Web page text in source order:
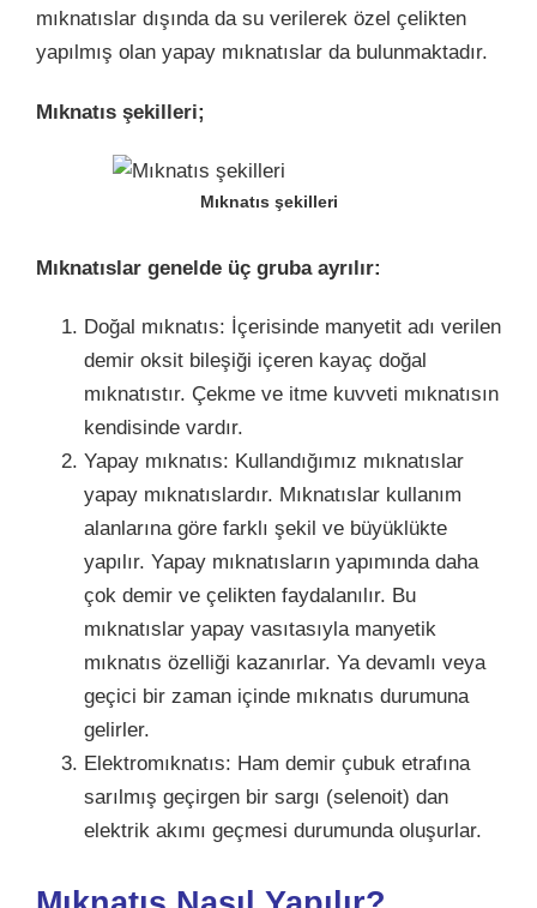
mıknatıslar dışında da su verilerek özel çelikten
yapılmış olan yapay mıknatıslar da bulunmaktadır.
Mıknatıs şekilleri;
Mıknatıs şekilleri
Mıknatıslar genelde üç gruba ayrılır:
Doğal mıknatıs: İçerisinde manyetit adı verilen
demir oksit bileşiği içeren kayaç doğal
mıknatıstır. Çekme ve itme kuvveti mıknatısın
kendisinde vardır.
Yapay mıknatıs: Kullandığımız mıknatıslar
yapay mıknatıslardır. Mıknatıslar kullanım
alanlarına göre farklı şekil ve büyüklükte
yapılır. Yapay mıknatısların yapımında daha
çok demir ve çelikten faydalanılır. Bu
mıknatıslar yapay vasıtasıyla manyetik
mıknatıs özelliği kazanırlar. Ya devamlı veya
geçici bir zaman içinde mıknatıs durumuna
gelirler.
Elektromıknatıs: Ham demir çubuk etrafına
sarılmış geçirgen bir sargı (selenoit) dan
elektrik akımı geçmesi durumunda oluşurlar.